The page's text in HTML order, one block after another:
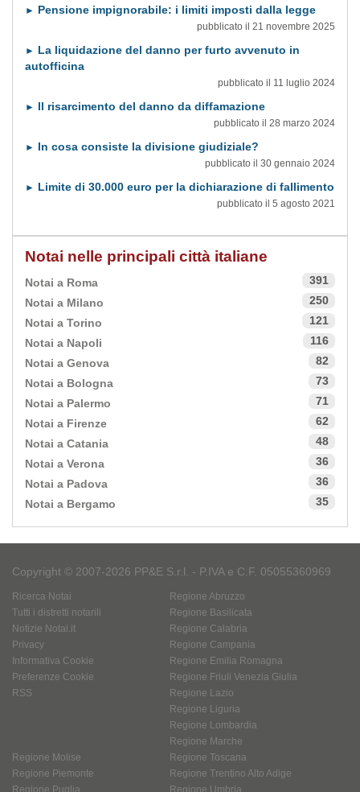
► Pensione impignorabile: i limiti imposti dalla legge
pubblicato il 21 novembre 2025
► La liquidazione del danno per furto avvenuto in
autofficina
pubblicato il 11 luglio 2024
► Il risarcimento del danno da diffamazione
pubblicato il 28 marzo 2024
► In cosa consiste la divisione giudiziale?
pubblicato il 30 gennaio 2024
► Limite di 30.000 euro per la dichiarazione di fallimento
pubblicato il 5 agosto 2021
Notai nelle principali città italiane
Notai a Roma
391
Notai a Milano
250
Notai a Torino
121
Notai a Napoli
116
Notai a Genova
82
Notai a Bologna
73
Notai a Palermo
71
Notai a Firenze
62
Notai a Catania
48
Notai a Verona
36
Notai a Padova
36
Notai a Bergamo
35
Copyright © 2007-2026 PP&E S.r.l. - P.IVA e C.F. 05055360969
Ricerca Notai
Tutti i distretti notarili
Notizie Notai.it
Privacy
Informativa Cookie
Preferenze Cookie
RSS
Regione Abruzzo
Regione Basilicata
Regione Calabria
Regione Campania
Regione Emilia Romagna
Regione Friuli Venezia Giulia
Regione Lazio
Regione Liguria
Regione Lombardia
Regione Marche
Regione Molise
Regione Piemonte
Regione Puglia
Regione Toscana
Regione Trentino Alto Adige
Regione Umbria